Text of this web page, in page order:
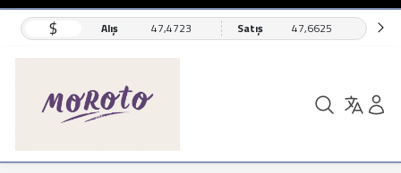
$ Alış 47,4723 Satış 47,6625